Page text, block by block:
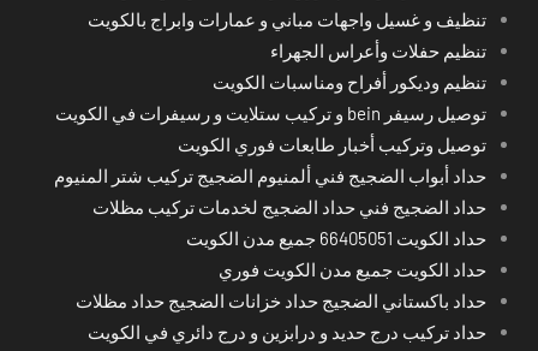
تنظيف و غسيل واجهات مباني و عمارات وابراج بالكويت
تنظيم حفلات وأعراس الجهراء
تنظيم وديكور أفراح ومناسبات الكويت
توصيل رسيفر bein و تركيب ستلايت و رسيفرات في الكويت
توصيل وتركيب أخبار طابعات فوري الكويت
حداد أبواب الضجيج فني ألمنيوم الضجيج تركيب شتر المنيوم
حداد الضجيج فني حداد الضجيج لخدمات تركيب مظلات
حداد الكويت 66405051 جميع مدن الكويت
حداد الكويت جميع مدن الكويت فوري
حداد باكستاني الضجيج حداد خزانات الضجيج حداد مظلات
حداد تركيب درج حديد و درابزين و درج دائري في الكويت